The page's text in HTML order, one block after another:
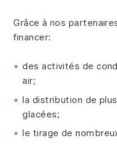
Grâce à nos
financer:
des activités de
air;
la distribution de
glacées;
le tirage de